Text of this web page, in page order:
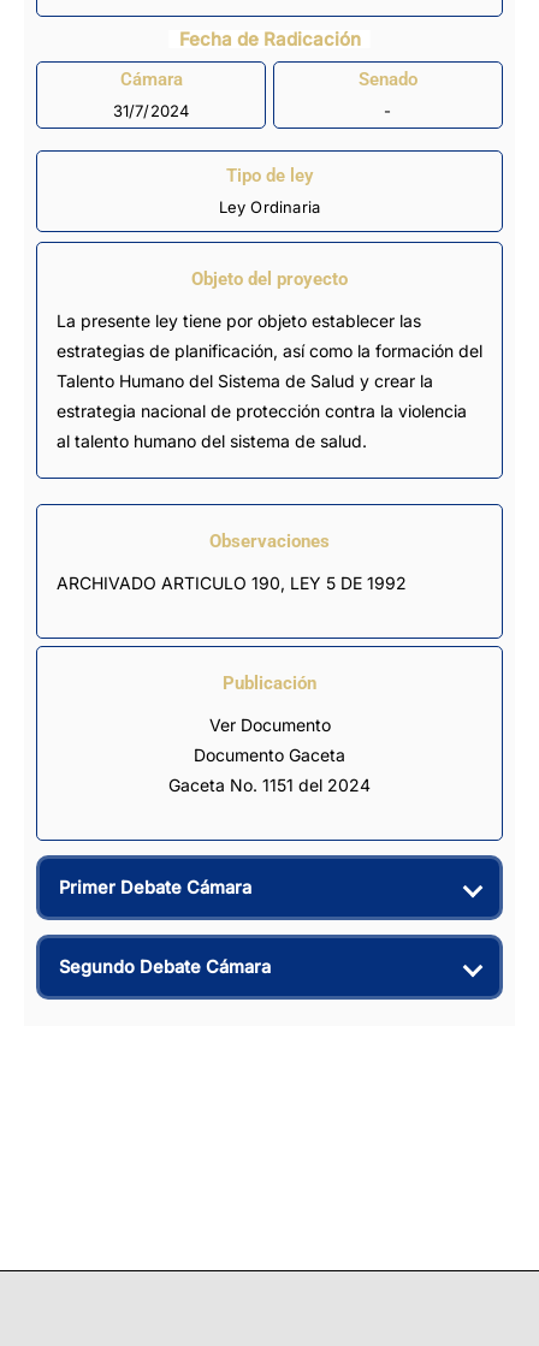
Fecha de Radicación
Cámara
31/7/2024
Senado
-
Tipo de ley
Ley Ordinaria
Objeto del proyecto
La presente ley tiene por objeto establecer las
estrategias de planificación, así como la formación del
Talento Humano del Sistema de Salud y crear la
estrategia nacional de protección contra la violencia
al talento humano del sistema de salud.
Observaciones
ARCHIVADO ARTICULO 190, LEY 5 DE 1992
Publicación
Ver Documento
Documento Gaceta
Gaceta No. 1151 del 2024
Primer Debate Cámara
Segundo Debate Cámara